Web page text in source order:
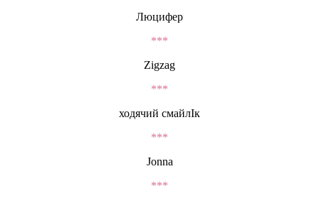
Люцифер
***
Zigzag
***
ходячий смайлІк
***
Jonna
***